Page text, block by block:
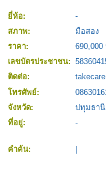
ยี่ห้อ: -
สภาพ:
มือสอง
ราคา:
690,000
เลขบัตรประชาชน:
ติดต่อ:
takecare
โทรศัพย์:
จังหวัด:
ปทุมธานี
ที่อยู่:
-
คำค้น: